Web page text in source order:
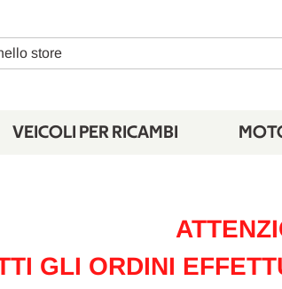
VEICOLI PER RICAMBI
GLI ORDINI